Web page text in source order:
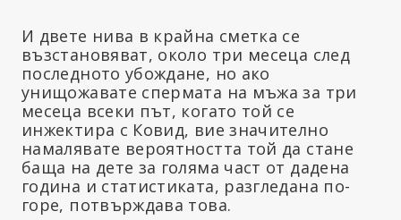
И двете нива в крайна сметка се
възстановяват, около три месеца след
последното убождане, но ако
унищожавате спермата на мъжа за три
месеца всеки път, когато той се
инжектира с Ковид, вие значително
намалявате вероятността той да стане
баща на дете за голяма част от дадена
година и статистиката, разгледана по-
горе, потвърждава това.